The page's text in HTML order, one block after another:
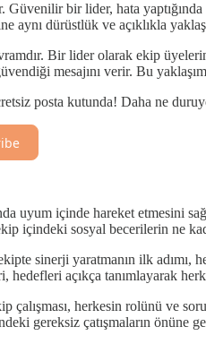
Güvenilir bir lider, hata
aynı dürüstlük ve açıklıkla
Bir lider olarak ekip
mesajını verir. Bu
posta kutunda! Daha ne
uyum içinde hareket etmesini
içindeki sosyal becerilerin ne
sinerji yaratmanın ilk adımı,
açıkça tanımlayarak
çalışması, herkesin rolünü ve
gereksiz çatışmaların önüne